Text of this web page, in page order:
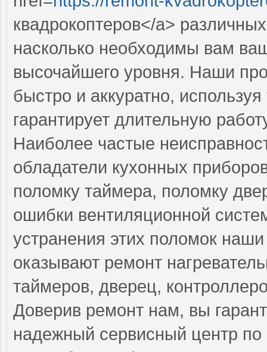
квадрокоптеров</a>
насколько необходимы вам
высочайшего уровня. Наши
быстро и аккуратно,
гарантирует длительную
Наиболее частые
обладатели кухонных
поломку таймера, поломку
ошибки вентиляционной
устранения этих поломок
оказывают ремонт
таймеров, дверец,
Доверив ремонт нам, вы
надежный сервисный центр